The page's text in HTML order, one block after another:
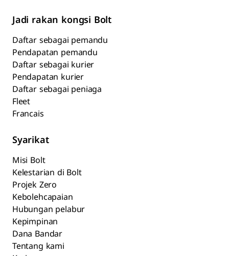
Jadi rakan kongsi Bolt
Daftar sebagai pemandu
Pendapatan pemandu
Daftar sebagai kurier
Pendapatan kurier
Daftar sebagai peniaga
Fleet
Francais
Syarikat
Misi Bolt
Kelestarian di Bolt
Projek Zero
Kebolehcapaian
Hubungan pelabur
Kepimpinan
Dana Bandar
Tentang kami